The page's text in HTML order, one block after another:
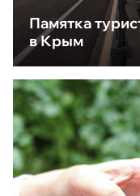
Памятка
в Крым